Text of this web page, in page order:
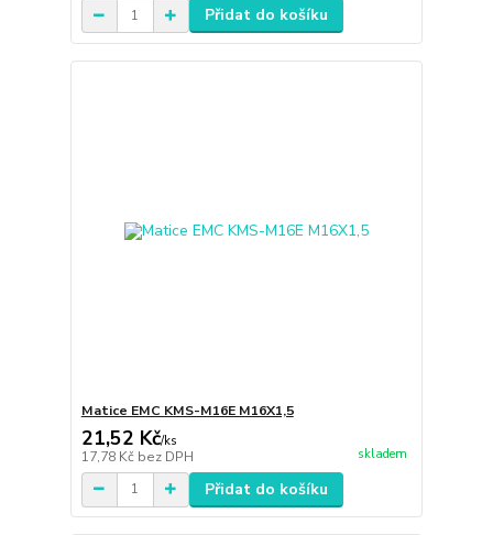
Přidat do košíku
Matice EMC KMS-M16E M16X1,5
21,52 Kč/ks
17,78 Kč bez DPH skladem
Přidat do košíku